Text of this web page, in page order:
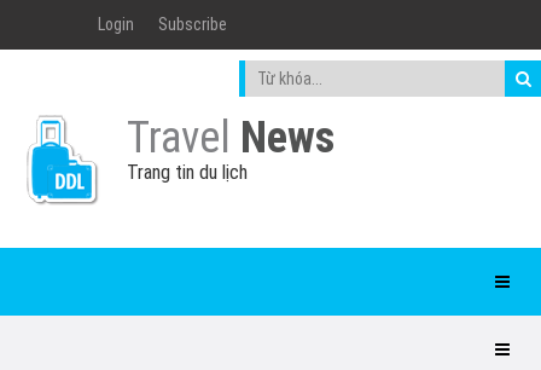
Login Subscribe
Travel News
Trang tin du lịch